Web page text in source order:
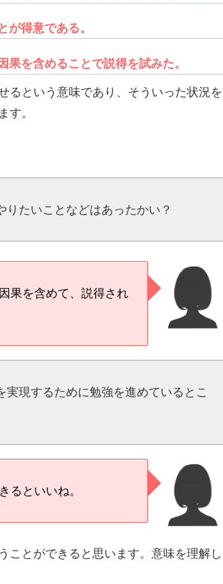
が得意である。
を含めることで説得を試みた。
るという意味であり、そういった状況を
す。
りたいことなどはあったかい？
果を含めて、説得され
実現するために勉強を進めているとこ
るといいね。
ことができると思います。意味を理解し